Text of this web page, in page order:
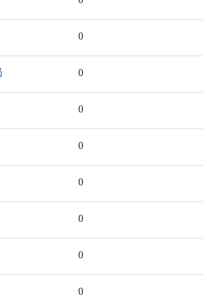
0
0
0
0
0
0
0
0